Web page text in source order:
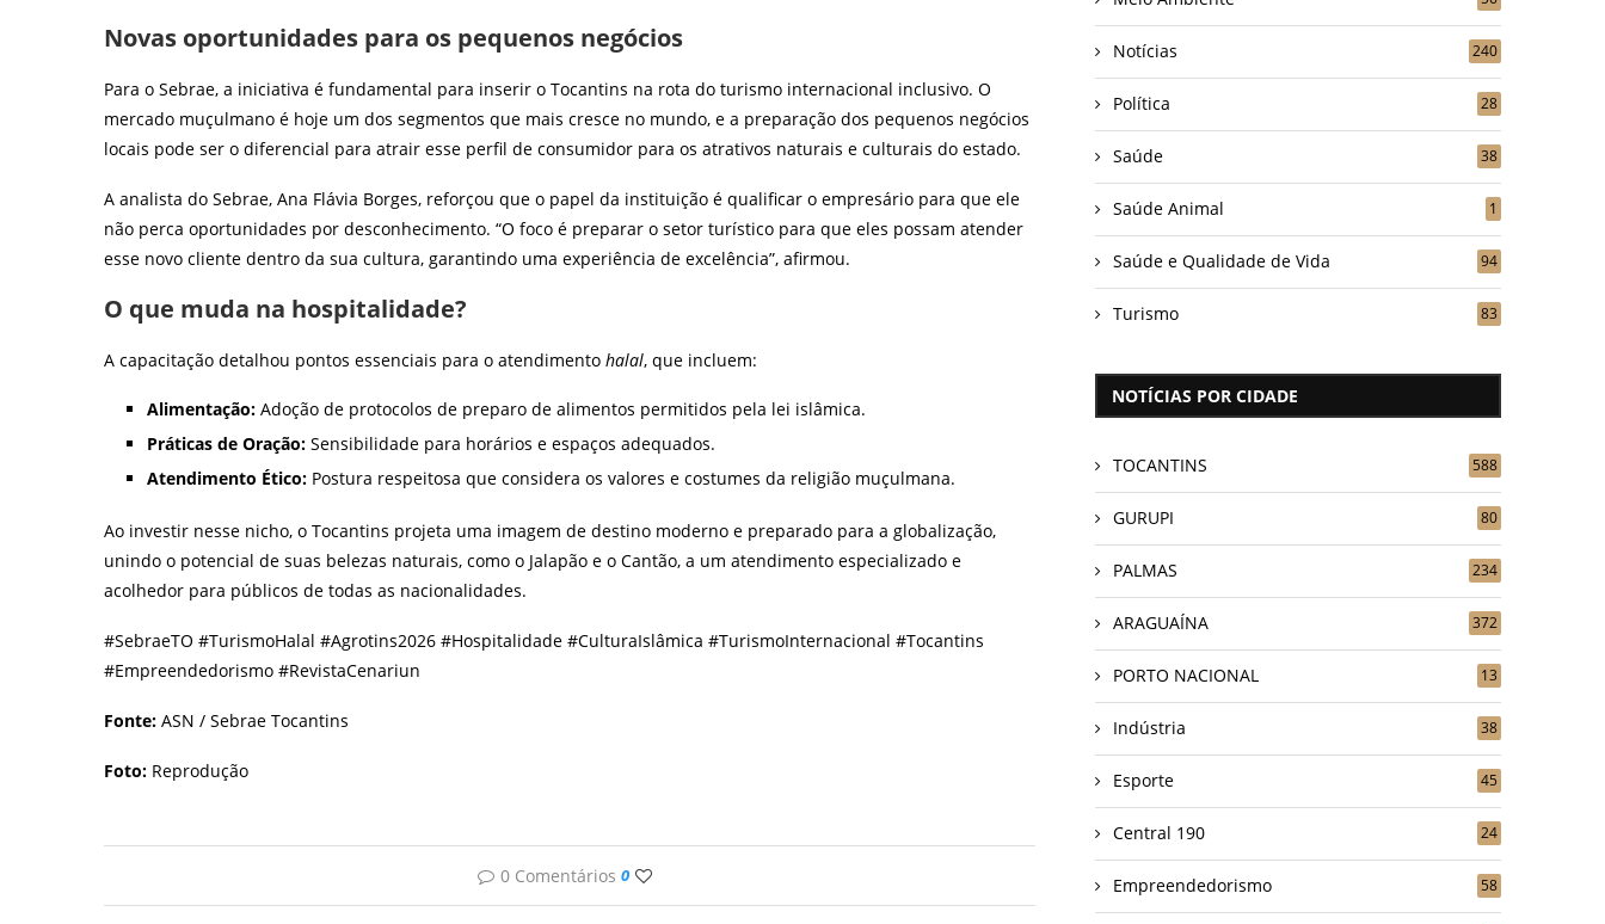
Novas oportunidades para os pequenos negócios
Para o Sebrae, a iniciativa é fundamental para inserir o Tocantins na rota do turismo internacional inclusivo. O
mercado muçulmano é hoje um dos segmentos que mais cresce no mundo, e a preparação dos pequenos negócios
locais pode ser o diferencial para atrair esse perfil de consumidor para os atrativos naturais e culturais do estado.
A analista do Sebrae, Ana Flávia Borges, reforçou que o papel da instituição é qualificar o empresário para que ele
não perca oportunidades por desconhecimento. “O foco é preparar o setor turístico para que eles possam atender
esse novo cliente dentro da sua cultura, garantindo uma experiência de excelência”, afirmou.
O que muda na hospitalidade?
A capacitação detalhou pontos essenciais para o atendimento halal, que incluem:
Alimentação: Adoção de protocolos de preparo de alimentos permitidos pela lei islâmica.
Práticas de Oração: Sensibilidade para horários e espaços adequados.
Atendimento Ético: Postura respeitosa que considera os valores e costumes da religião muçulmana.
Ao investir nesse nicho, o Tocantins projeta uma imagem de destino moderno e preparado para a globalização,
unindo o potencial de suas belezas naturais, como o Jalapão e o Cantão, a um atendimento especializado e
acolhedor para públicos de todas as nacionalidades.
#SebraeTO #TurismoHalal #Agrotins2026 #Hospitalidade #CulturaIslâmica #TurismoInternacional #Tocantins
#Empreendedorismo #RevistaCenariun
Fonte: ASN / Sebrae Tocantins
Foto: Reprodução
0 Comentários 0
Notícias 240
Política 28
Saúde 38
Saúde Animal 1
Saúde e Qualidade de Vida 94
Turismo 83
NOTÍCIAS POR CIDADE
TOCANTINS 588
GURUPI 80
PALMAS 234
ARAGUAÍNA 372
PORTO NACIONAL 13
Indústria 38
Esporte 45
Central 190 24
Empreendedorismo 58